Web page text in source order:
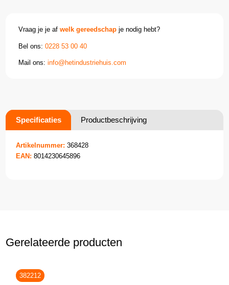
Vraag je je afwelk gereedschap je nodig hebt?
Bel ons:0228 53 00 40
Mail ons:info@hetindustriehuis.com
Specificaties Productbeschrijving
Artikelnummer: 368428
EAN: 8014230645896
Gerelateerde producten
382212